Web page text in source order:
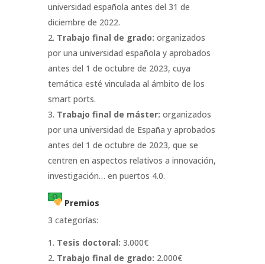
universidad española antes del 31 de
diciembre de 2022.
Trabajo final de grado: organizados
por una universidad española y aprobados
antes del 1 de octubre de 2023, cuya
temática esté vinculada al ámbito de los
smart ports.
Trabajo final de máster: organizados
por una universidad de España y aprobados
antes del 1 de octubre de 2023, que se
centren en aspectos relativos a innovación,
investigación… en puertos 4.0.
Premios
3 categorías:
Tesis doctoral: 3.000€
Trabajo final de grado: 2.000€